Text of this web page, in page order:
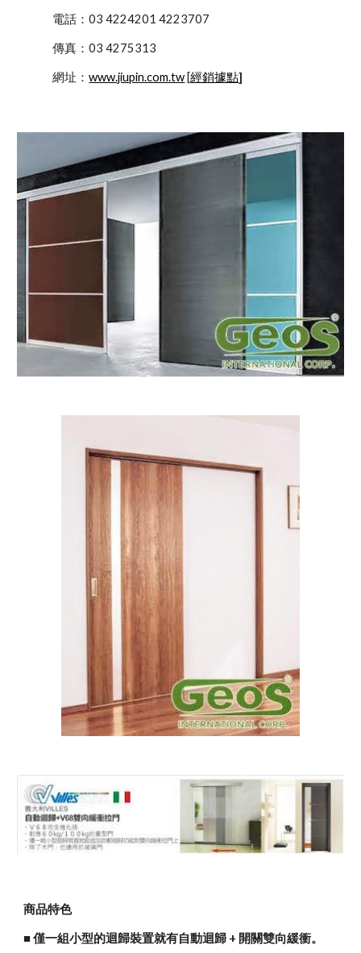
            電話：03 4224201 4223707
            傳真：03 4275313
            網址：
www.jiupin.com.tw [經銷據點]
商品特色
■ 僅一組小型的迴歸裝置就有自動迴歸 + 開關雙向緩衝。